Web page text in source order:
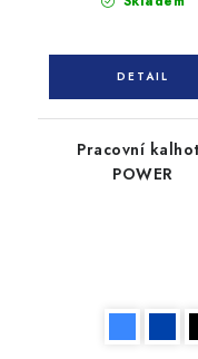
Pracovní
POWER